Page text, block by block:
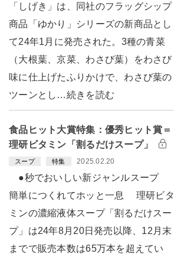
「しげき」は、同社のフラッグシップ
商品「ゆかり」シリーズの新商品とし
て24年1月に発売された。3種の青菜
（大根葉、京菜、わさび葉）をわさび
味に仕上げたふりかけで、わさび葉の
ツーンとし…続きを読む
食品ヒット大賞特集：優秀ヒット賞＝
理研ビタミン「割るだけスープ」
スープ 特集 2025.02.20
●秒でおいしい新ジャンルスープ
簡単につくれてホッと一息 理研ビタ
ミンの濃縮液体スープ「割るだけスー
プ」は24年8月20日発売以降、12月末
までで販売本数は65万本を超えてい